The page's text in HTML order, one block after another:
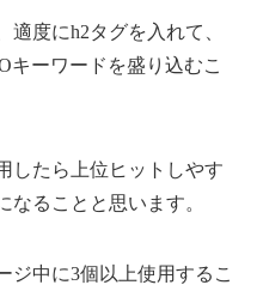
度にh2タグを入れて、
キーワードを盛り込むこ
したら上位ヒットしやす
なることと思います。
ジ中に3個以上使用するこ